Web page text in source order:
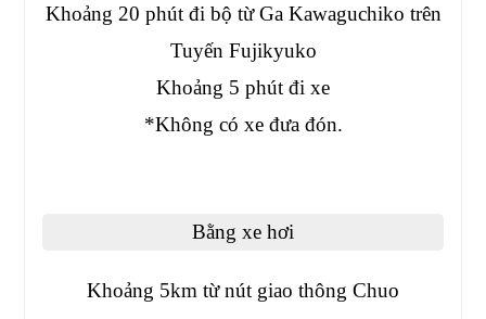
Khoảng 20 phút đi bộ từ Ga Kawaguchiko trên
Tuyến Fujikyuko
Khoảng 5 phút đi xe
*Không có xe đưa đón.
Bằng xe hơi
Khoảng 5km từ nút giao thông Chuo